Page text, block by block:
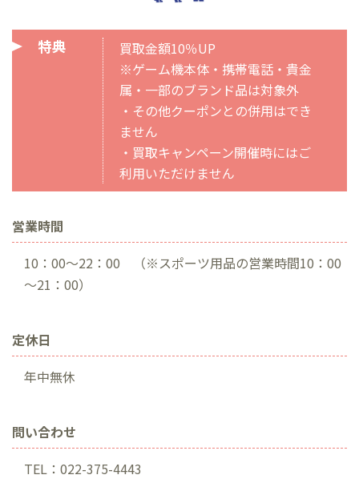
特典
買取金額10％UP
※ゲーム機本体・携帯電話・貴金
属・一部のブランド品は対象外
・その他クーポンとの併用はでき
ません
・買取キャンペーン開催時にはご
利用いただけません
営業時間
10：00～22：00 （※スポーツ用品の営業時間10：00
～21：00）
定休日
年中無休
問い合わせ
TEL：022-375-4443